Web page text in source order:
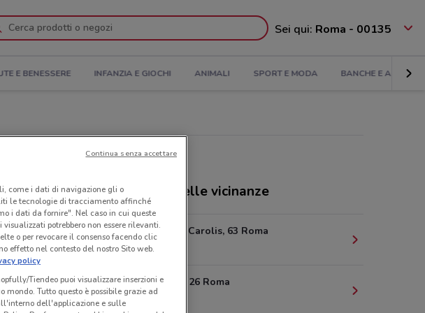
Sei qui: Roma - 00135
E BENESSERE INFANZIA E GIOCHI ANIMALI SPORT E MODA BANCHE E
Negozi Dacia nelle vicinanze
Via Ugo De Carolis, 63 Roma
2.3 km
Via Canino, 26 Roma
2.5 km
come i dati di navigazione gli o
le tecnologie di tracciamento affinché
i dati da fornire". Nel caso in cui queste
potrebbero non essere rilevanti.
o per revocare il consenso facendo clic
effetto nel contesto del nostro Sito web.
policy
Tiendeo puoi visualizzare inserzioni e
Tutto questo è possibile grazie ad
dell'applicazione e sulle
Continua senza accettare